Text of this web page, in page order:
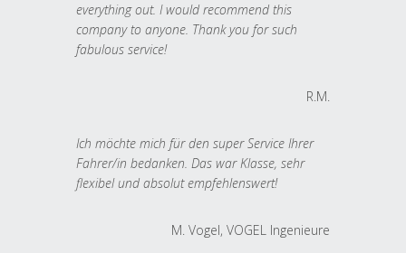
everything out. I would recommend this
company to anyone. Thank you for such
fabulous service!
R.M.
Ich möchte mich für den super Service Ihrer
Fahrer/in bedanken. Das war Klasse, sehr
flexibel und absolut empfehlenswert!
M. Vogel, VOGEL Ingenieure